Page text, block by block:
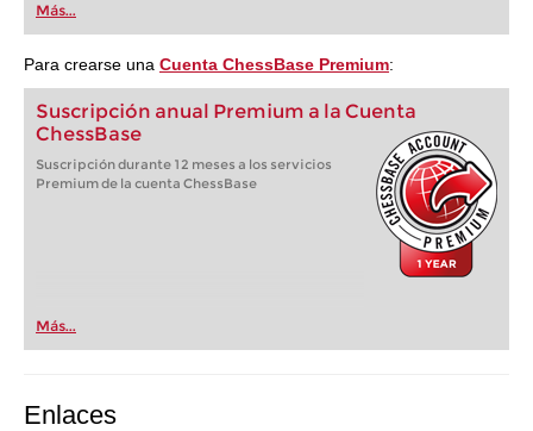
Más...
Para crearse una Cuenta ChessBase Premium:
Suscripción anual Premium a la Cuenta
ChessBase
Suscripción durante 12 meses a los servicios
Premium de la cuenta ChessBase
Más...
Enlaces